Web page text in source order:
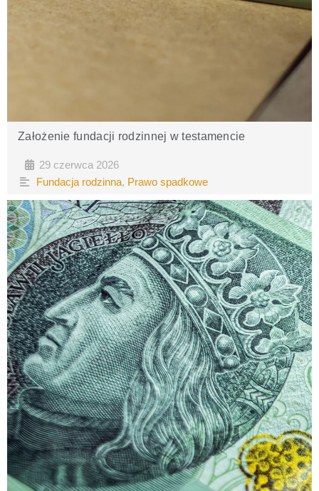
Założenie fundacji rodzinnej w testamencie
29 czerwca 2026
Fundacja rodzinna, Prawo spadkowe